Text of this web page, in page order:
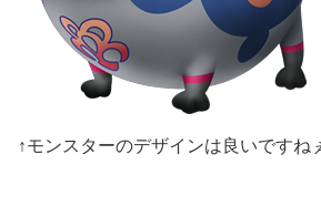
↑モンスターのデザインは良いですね